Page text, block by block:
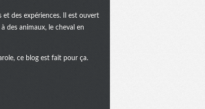
et des expériences. Il est ouvert
des animaux, le cheval en
ce blog est fait pour ça.